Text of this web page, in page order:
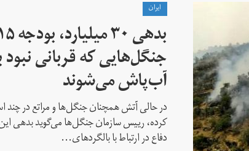
ايران
جنگل‌هایی که قربانی نبود
آب‌پاش می‌شوند
در حالی آتش همچنان جنگل‌ها و مراتع در چند
کرده، رییس سازمان جنگل‌ها می‌گوید بدهی
دفاع در ارتباط با بالگردهای...